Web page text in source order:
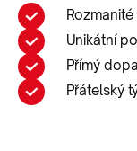
Unikátní
Přímý
Přátelský